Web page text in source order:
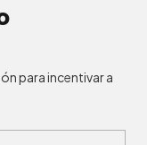
para incentivar a